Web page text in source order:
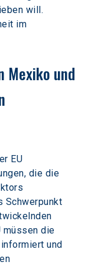
will.
im
Mexiko und
EU
die die
Schwerpunkt
müssen die
und